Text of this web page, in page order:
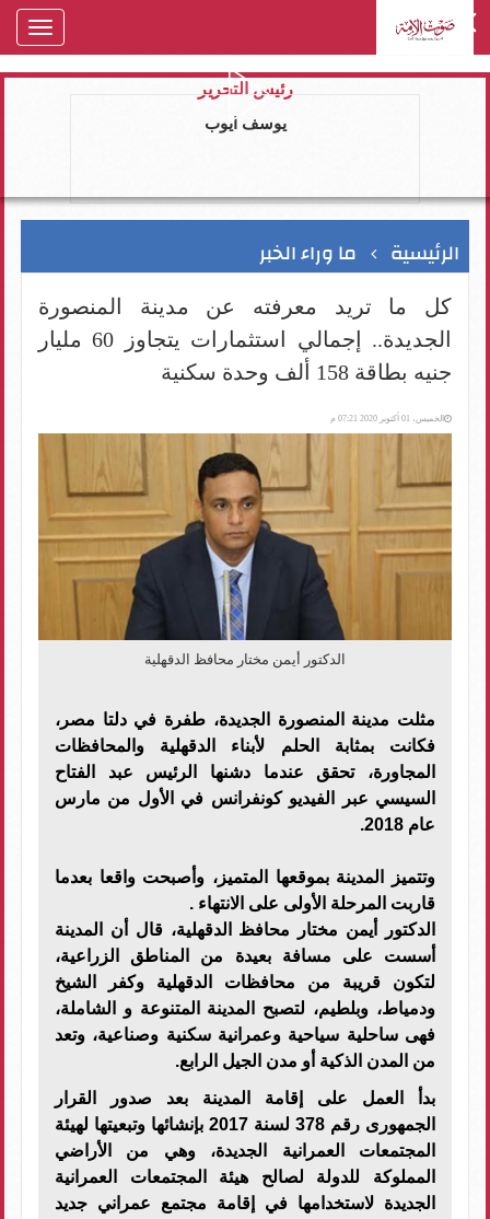
رئيس التحرير
يوسف ايوب
الرئيسية ما وراء الخبر
كل ما تريد معرفته عن مدينة المنصورة
الجديدة.. إجمالي استثمارات يتجاوز 60 مليار
جنيه بطاقة 158 ألف وحدة سكنية
الخميس، 01 أكتوبر 2020 07:21 م
الدكتور أيمن مختار محافظ الدقهلية
مثلت مدينة المنصورة الجديدة، طفرة في دلتا مصر،
فكانت بمثابة الحلم لأبناء الدقهلية والمحافظات
المجاورة، تحقق عندما دشنها الرئيس عبد الفتاح
السيسي عبر الفيديو كونفرانس في الأول من مارس
عام 2018.
وتتميز المدينة بموقعها المتميز، وأصبحت واقعا بعدما
قاربت المرحلة الأولى على الانتهاء .
الدكتور أيمن مختار محافظ الدقهلية، قال أن المدينة
أسست على مسافة بعيدة من المناطق الزراعية،
لتكون قريبة من محافظات الدقهلية وكفر الشيخ
ودمياط، وبلطيم، لتصبح المدينة المتنوعة و الشاملة،
فهى ساحلية سياحية وعمرانية سكنية وصناعية، وتعد
من المدن الذكية أو مدن الجيل الرابع.
بدأ العمل على إقامة المدينة بعد صدور القرار
الجمهورى رقم 378 لسنة 2017 بإنشائها وتبعيتها لهيئة
المجتمعات العمرانية الجديدة، وهي من الأراضي
المملوكة للدولة لصالح هيئة المجتمعات العمرانية
الجديدة لاستخدامها في إقامة مجتمع عمراني جديد